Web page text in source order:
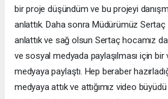
bir proje düşündüm ve bu projeyi
anlattık. Daha sonra Müdürümüz
anlattık ve sağ olsun Sertaç hocamız
ve sosyal medyada paylaşılması için
medyaya paylaştı. Hep beraber
medyaya attık ve attığımız video